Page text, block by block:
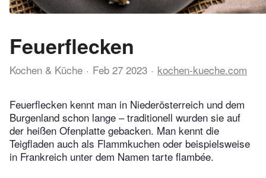
Feuerflecken
Kochen & Küche Feb 27 2023 kochen-kueche.com
Feuerflecken kennt man in Niederösterreich und dem
Burgenland schon lange – traditionell wurden sie auf
der heißen Ofenplatte gebacken. Man kennt die
Teigfladen auch als Flammkuchen oder beispielsweise
in Frankreich unter dem Namen tarte flambée.